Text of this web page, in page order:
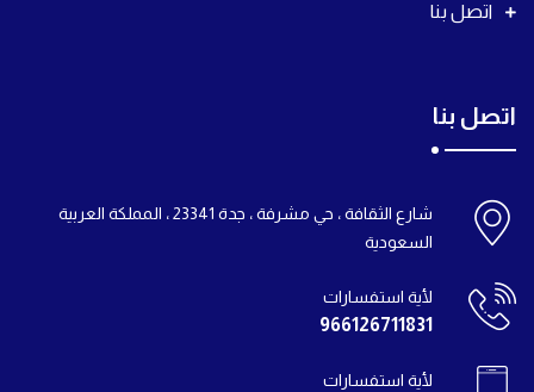
اتصل بنا
اتصل بنا
شارع الثقافة ، حي مشرفة ، جدة 23341 ، المملكة العربية
السعودية
لأية استفسارات
966126711831
لأية استفسارات